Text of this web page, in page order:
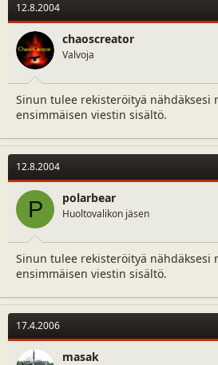
12.8.2004
chaoscreator
Valvoja
Sinun tulee rekisteröityä nähdäksesi
ensimmäisen viestin sisältö.
12.8.2004
P polarbear
Huoltovalikon jäsen
Sinun tulee rekisteröityä nähdäksesi
ensimmäisen viestin sisältö.
17.4.2006
masak